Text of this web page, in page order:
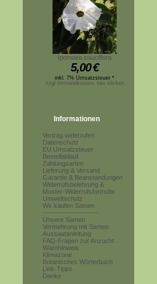
Ipomoea pauciflora
5,00€
inkl. 7% Umsatzsteuer *
zzgl.Versandkosten, hier klicken
Informationen
Vertrag widerrufen
Datenschutz
EU Umsatzsteuer
Bestellablauf
Zahlungsarten
Lieferung & Versand
Garantie & Beanstandungen
Widerrufsbelehrung &
Muster-Widerrufsformular
Umweltschutz
Wir kaufen Samen
------------------------
Unsere Samen
Vermehrung mit Samen
Aussaatanleitung
FAQ-Fragen zur Anzucht
Warnhinweis
Klimazone
Botanisches Wörterbuch
Link-Tipps
Danke